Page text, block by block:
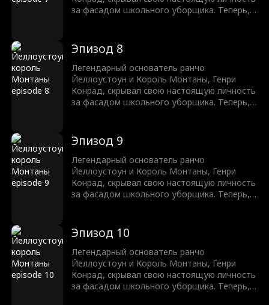
в этой долине, как настоящий король.
за фасадом школьного уборщика. Теперь,
раскрыть свою настоящую личность, его
сын будет подвержен буллингу,
издевательствам и унижению. Генри дает
клятву защитить своего сына, расквитаться
с хулиганами и победить несправедливость
в этой долине, как настоящий король.
Эпизод 8
Легендарный основатель ранчо
Йеллоустоун и Король Монтаны, Генри
Конрад, скрывал свою настоящую личность
за фасадом школьного уборщика. Теперь,
раскрыть свою настоящую личность, его
сын будет подвержен буллингу,
издевательствам и унижению. Генри дает
клятву защитить своего сына, расквитаться
с хулиганами и победить несправедливость
в этой долине, как настоящий король.
Эпизод 9
Легендарный основатель ранчо
Йеллоустоун и Король Монтаны, Генри
Конрад, скрывал свою настоящую личность
за фасадом школьного уборщика. Теперь,
раскрыть свою настоящую личность, его
сын будет подвержен буллингу,
издевательствам и унижению. Генри дает
клятву защитить своего сына, расквитаться
с хулиганами и победить несправедливость
в этой долине, как настоящий король.
Эпизод 10
Легендарный основатель ранчо
Йеллоустоун и Король Монтаны, Генри
Конрад, скрывал свою настоящую личность
за фасадом школьного уборщика. Теперь,